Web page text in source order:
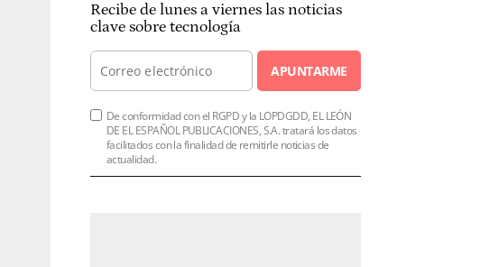
Recibe de lunes a viernes las noticias
clave sobre tecnología
APUNTARME
De conformidad con el RGPD y la LOPDGDD, EL LEÓN
DE EL ESPAÑOL PUBLICACIONES, S.A. tratará los datos
facilitados con la finalidad de remitirle noticias de
actualidad.